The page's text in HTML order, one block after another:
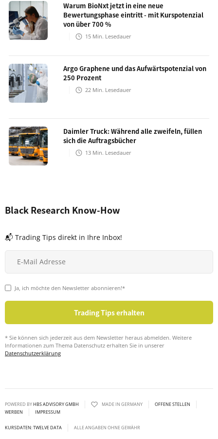
Warum BioNxt jetzt in eine neue
Bewertungsphase eintritt - mit Kurspotenzial
von über 700 %
15 Min. Lesedauer
Argo Graphene und das Aufwärtspotenzial von
250 Prozent
22 Min. Lesedauer
Daimler Truck: Während alle zweifeln, füllen
sich die Auftragsbücher
13 Min. Lesedauer
Black Research Know-How
📬 Trading Tips direkt in Ihre Inbox!
Ja, ich möchte den Newsletter abonnieren!*
* Sie können sich jederzeit aus dem Newsletter heraus abmelden. Weitere
Informationen zum Thema Datenschutz erhalten Sie in unserer
Datenschutzerklärung
POWERED BYHBS ADVISORY GMBH MADE IN GERMANY
OFFENE STELLEN
WERBEN
IMPRESSUM
KURSDATEN: TWELVE DATA ALLE ANGABEN OHNE GEWÄHR